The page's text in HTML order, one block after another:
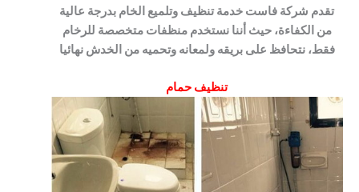
تقدم شركة فاست خدمة تنظيف وتلميع الخام بدرجة عالية
من الكفاءة، حيث أننا نستخدم منظفات متخصصة للرخام
فقط، نتحافظ على بريقه ولمعانه وتحميه من الخدش نهائيا
تنظيف حمام